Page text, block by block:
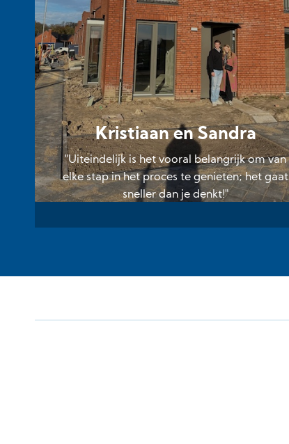
Kristiaan en Sandra
"Uiteindelijk is het vooral belangrijk om van
elke stap in het proces te genieten; het gaat
sneller dan je denkt!"